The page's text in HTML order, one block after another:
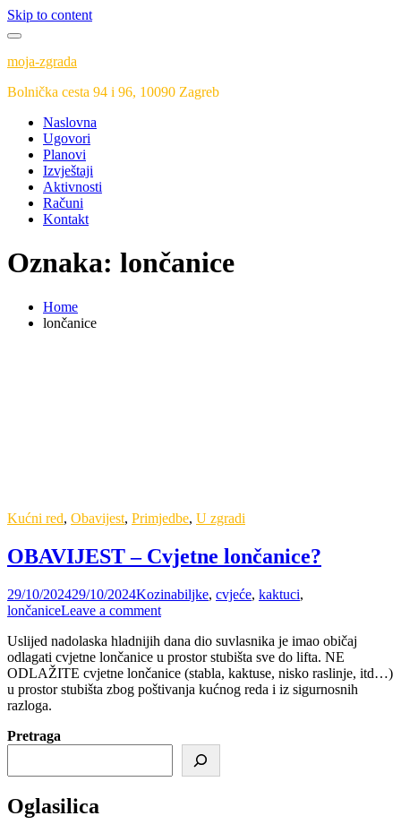
Skip to content
moja-zgrada
Bolnička cesta 94 i 96, 10090 Zagreb
Naslovna
Ugovori
Planovi
Izvještaji
Aktivnosti
Računi
Kontakt
Oznaka: lončanice
Home
lončanice
Kućni red, Obavijest, Primjedbe, U zgradi
OBAVIJEST – Cvjetne lončanice?
29/10/202429/10/2024Kozinabiljke, cvjeće, kaktuci,
lončaniceLeave a comment
Uslijed nadolaska hladnijih dana dio suvlasnika je imao običaj
odlagati cvjetne lončanice u prostor stubišta sve do lifta. NE
ODLAŽITE cvjetne lončanice (stabla, kaktuse, nisko raslinje, itd…)
u prostor stubišta zbog poštivanja kućnog reda i iz sigurnosnih
razloga.
Pretraga
Oglasilica